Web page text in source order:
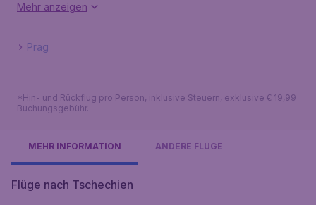
Mehr anzeigen
Prag
*Hin- und Rückflug pro Person, inklusive Steuern, exklusive € 19,99
Buchungsgebühr.
MEHR INFORMATION ANDERE FLÜGE
Flüge nach Tschechien